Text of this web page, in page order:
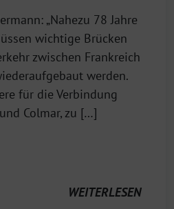
„Nahezu 78 Jahre
wichtige Brücken
zwischen Frankreich
werden.
für die Verbindung
Colmar, zu […]
WEITERLESEN